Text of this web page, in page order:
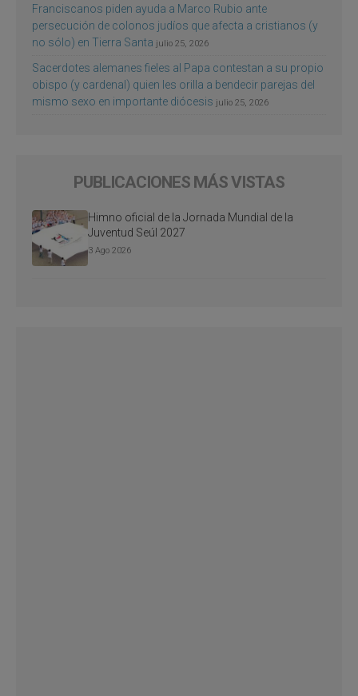
Franciscanos piden ayuda a Marco Rubio ante
persecución de colonos judíos que afecta a cristianos (y
no sólo) en Tierra Santa julio 25, 2026
Sacerdotes alemanes fieles al Papa contestan a su propio
obispo (y cardenal) quien les orilla a bendecir parejas del
mismo sexo en importante diócesis julio 25, 2026
PUBLICACIONES MÁS VISTAS
Himno oficial de la Jornada Mundial de la
Juventud Seúl 2027
3 Ago 2026